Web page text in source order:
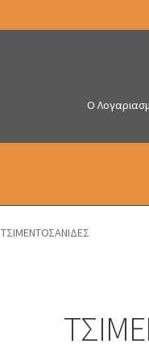
Ο
ΤΣΙΜΕΝΤΟΣΑΝΙΔΕΣ